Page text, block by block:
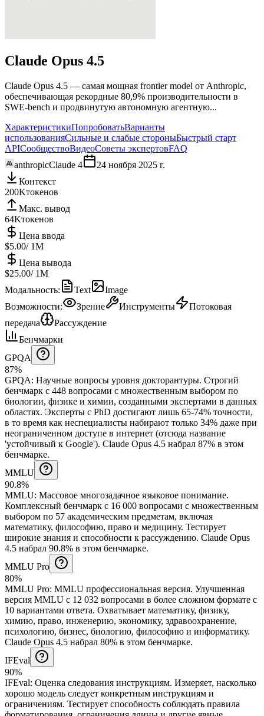
Claude Opus 4.5
Claude Opus 4.5 — самая мощная frontier model от Anthropic,
обеспечивающая рекордные 80,9% производительности в
SWE-bench и продвинутую автономную агентную...
ХарактеристикиПопробоватьВарианты
использованияСильные и слабые стороныБыстрый старт
APIСообществоВидеоСоветы экспертовFAQ
anthropicClaude 4
24 ноября 2025 г.
Контекст
200Kтокенов
Макс. вывод
64Kтокенов
Цена ввода
$5.00/ 1M
Цена вывода
$25.00/ 1M
Модальность: Text
Image
Возможности: Зрение Инструменты
Потоковая
передача
Рассуждение
Бенчмарки
GPQA
87%
GPQA: Научные вопросы уровня докторантуры. Строгий
бенчмарк с 448 вопросами с множественным выбором по
биологии, физике и химии, созданными экспертами в данных
областях. Эксперты с PhD достигают лишь 65-74% точности,
в то время как неспециалисты набирают только 34% даже при
неограниченном доступе в интернет (отсюда название
'устойчивый к Google'). Claude Opus 4.5 набрал 87% в этом
бенчмарке.
MMLU
90.8%
MMLU: Массовое многозадачное языковое понимание.
Комплексный бенчмарк с 16 000 вопросами с множественным
выбором по 57 академическим предметам, включая
математику, философию, право и медицину. Тестирует
широкие знания и способности к рассуждению. Claude Opus
4.5 набрал 90.8% в этом бенчмарке.
MMLU Pro
80%
MMLU Pro: MMLU профессиональная версия. Улучшенная
версия MMLU с 12 032 вопросами в более сложном формате с
10 вариантами ответа. Охватывает математику, физику,
химию, право, инженерию, экономику, здравоохранение,
психологию, бизнес, биологию, философию и информатику.
Claude Opus 4.5 набрал 80% в этом бенчмарке.
IFEval
90%
IFEval: Оценка следования инструкциям. Измеряет, насколько
хорошо модель следует конкретным инструкциям и
ограничениям. Тестирует способность соблюдать правила